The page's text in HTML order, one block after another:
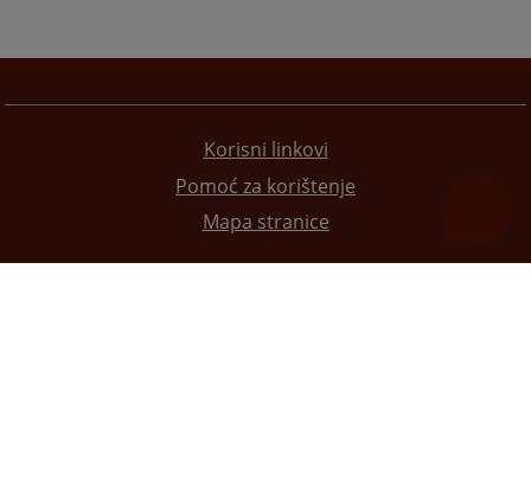
Korisni linkovi
Pomoć za korištenje
Mapa stranice